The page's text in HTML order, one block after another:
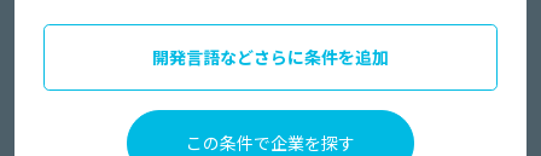
開発言語などさらに条件を追加